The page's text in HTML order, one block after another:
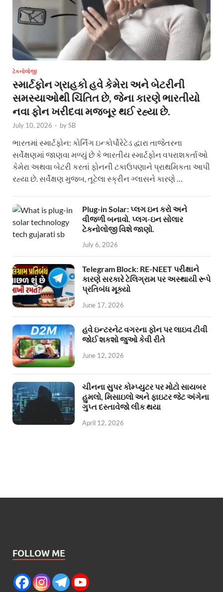
ટેકનોલોજી
સ્માર્ટફોન ગ્રાહકો હવે કેમેરા અને બેટરીની
સમસ્યાઓથી ચિંતિત છે, જેના કારણે ભારતીયો
નવા ફોન ખરીદવા મજબૂર થઈ રહ્યા છે.
July 10, 2026 - bySB
ભારતમાં સ્માર્ટફોન: કોર્નિંગ ઇન્કોર્પોરેટેડ દ્વારા તાજેતરના
સર્વેક્ષણમાં જાણવા મળ્યું છે કે ભારતીય સ્માર્ટફોન વપરાશકર્તાઓ
કેમેરા અથવા બેટરી કરતાં ફોનની ટકાઉપણાને પ્રાથમિકતા આપી
રહ્યા છે. સર્વેક્ષણ મુજબ, તૂટેલા સ્ક્રીન ગ્લાસને કારણે …
Plug-in Solar: પ્લગ ઇન કરો અને
વીજળી બનાવો. પ્લગ-ઇન સોલાર
ટેકનોલોજી વિશે જાણો.
July 6, 2026
Telegram Block: RE-NEET પરીક્ષાને
કારણે સરકારે ટેલિગ્રામ પર અસ્થાયી રૂપે
પ્રતિબંધ મૂક્યો
June 17, 2026
હવે ઇન્ટરનેટ વગરના ફોન પર લાઇવ ટીવી
જોઈ શકશો જુઓ કેવી રીતે
June 12, 2026
ચીનના સુપર કોમ્પ્યુટર પર મોટો સાયબર
હુમલો, મિસાઇલો અને ફાઇટર જેટ અંગેના
ગુપ્ત દસ્તાવેજો લીક થયા
April 12, 2026
FOLLOW ME